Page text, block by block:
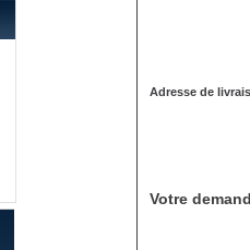
Adresse de
Votre